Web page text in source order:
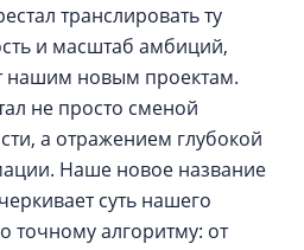
транслировать ту
и масштаб амбиций,
нашим новым проектам.
не просто сменой
а отражением глубокой
Наше новое название
суть нашего
точному алгоритму: от